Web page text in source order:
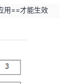
用==才能生效